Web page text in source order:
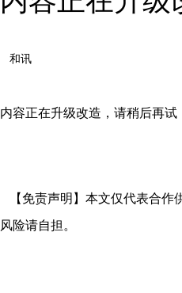
和讯
内容正在升级改造，请稍后再试
【免责声明】本文仅代表合作
风险请自担。